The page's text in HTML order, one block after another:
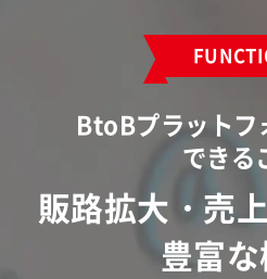
BtoBプラットフ
できる
販路拡大・売
豊富